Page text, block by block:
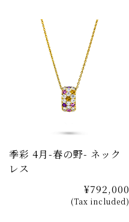
季彩 4月-春の野- ネック
レス
¥792,000
(Tax included)